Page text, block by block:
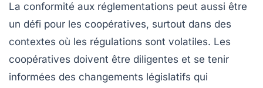
La conformité aux réglementations peut aussi être
un défi pour les coopératives, surtout dans des
contextes où les régulations sont volatiles. Les
coopératives doivent être diligentes et se tenir
informées des changements législatifs qui